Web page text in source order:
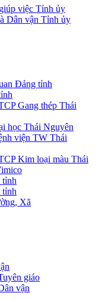
việc Tỉnh ủy
Dân vận Tỉnh ủy
Đảng tỉnh
Gang thép Thái
học Thái Nguyên
viện TW Thái
Kim loại màu Thái
tỉnh
tỉnh
Xã
giáo
vận